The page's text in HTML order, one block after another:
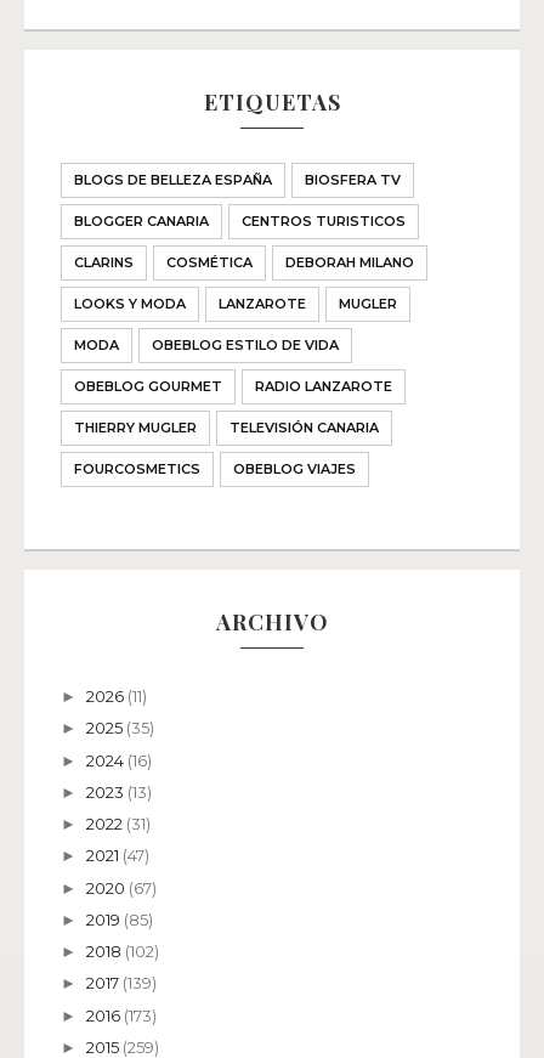
ETIQUETAS
BLOGS DE BELLEZA ESPAÑA BIOSFERA TV
BLOGGER CANARIA CENTROS TURISTICOS
CLARINS COSMÉTICA DEBORAH MILANO
LOOKS Y MODA LANZAROTE MUGLER
MODA OBEBLOG ESTILO DE VIDA
OBEBLOG GOURMET RADIO LANZAROTE
THIERRY MUGLER TELEVISIÓN CANARIA
FOURCOSMETICS OBEBLOG VIAJES
ARCHIVO
► 2026 (11)
► 2025 (35)
► 2024 (16)
► 2023 (13)
► 2022 (31)
► 2021 (47)
► 2020 (67)
► 2019 (85)
► 2018 (102)
► 2017 (139)
► 2016 (173)
► 2015 (259)